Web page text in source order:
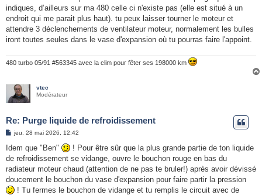
indiques, d’ailleurs sur ma 480 celle ci n'existe pas (elle est situé à un
endroit qui me parait plus haut). tu peux laisser tourner le moteur et
attendre 3 déclenchements de ventilateur moteur, normalement les bulles
iront toutes seules dans le vase d'expansion où tu pourras faire l'appoint.
480 turbo 05/91 #563345 avec la clim pour fêter ses 198000 km
vtec
Modérateur
Re: Purge liquide de refroidissement
M
s
a
g
jeu. 28 mai 2026, 12:42
Idem que "Ben"
! Pour être sûr que la plus grande partie de ton liquide
de refroidissement se vidange, ouvre le bouchon rouge en bas du
radiateur moteur chaud (attention de ne pas te bruler!) après avoir dévissé
doucement le bouchon du vase d'expansion pour faire partir la pression
! Tu fermes le bouchon de vidange et tu remplis le circuit avec de